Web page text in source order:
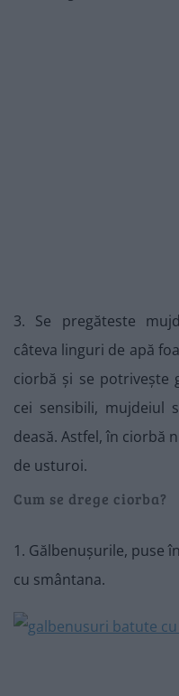
3. Se pregăteste
câteva linguri de apă
ciorbă și se potrivește
cei sensibili, mujdeiul
deasă. Astfel, în ciorbă
de usturoi.
Cum se drege ciorba?
1. Gălbenușurile, puse
cu smântana.